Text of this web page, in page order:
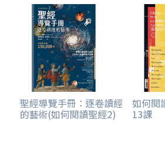
◎整合書卷的要素：本書的思維和寫
以箴言為基本單位；箴言是從日常
智慧言語；不斷以智慧和愚昧作為
智者形象的人物，所傳授的是無可爭
◎特色：本書由簡短的箴言組成；詩
的語句形式；焦點集中於個人行為
日常的「世俗」生活，幾乎沒有提及
聖經導覽手冊：逐卷讀經
的藝術(如何閱讀聖經2)
如何閱
13課